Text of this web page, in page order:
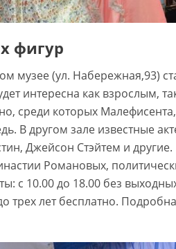
фигур
музее (ул. Набережная,93)
интересна как взрослым,
среди которых
В другом зале известные
Джейсон Стэйтем и
Романовых,
с 10.00 до 18.00 без
трех лет бесплатно.